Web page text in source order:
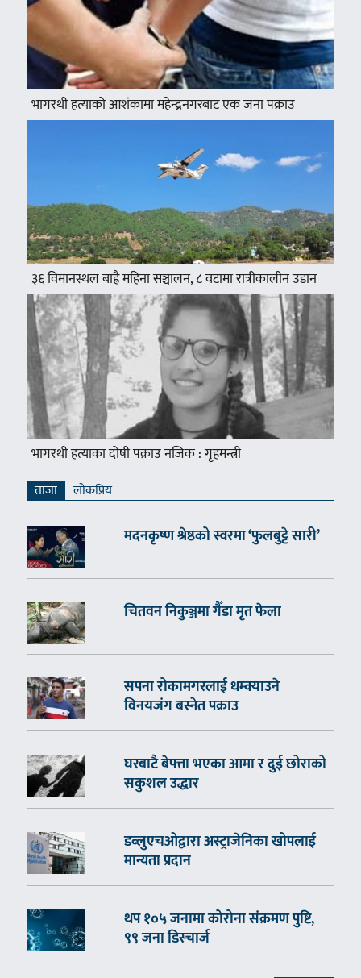
भागरथी हत्याको आशंकामा महेन्द्रनगरबाट एक जना पक्राउ
३६ विमानस्थल बाह्रै महिना सञ्चालन, ८ वटामा रात्रीकालीन उडान
भागरथी हत्याका दोषी पक्राउ नजिक : गृहमन्त्री
ताजा लाेकप्रिय
मदनकृष्ण श्रेष्ठको स्वरमा ‘फुलबुट्टे सारी’
चितवन निकुञ्जमा गैँडा मृत फेला
सपना रोकामगरलाई धम्क्याउने
विनयजंग बस्नेत पक्राउ
घरबाटै बेपत्ता भएका आमा र दुई छोराको
सकुशल उद्धार
डब्लुएचओद्वारा अस्ट्राजेनिका खोपलाई
मान्यता प्रदान
थप १०५ जनामा कोरोना संक्रमण पुष्टि,
९९ जना डिस्चार्ज